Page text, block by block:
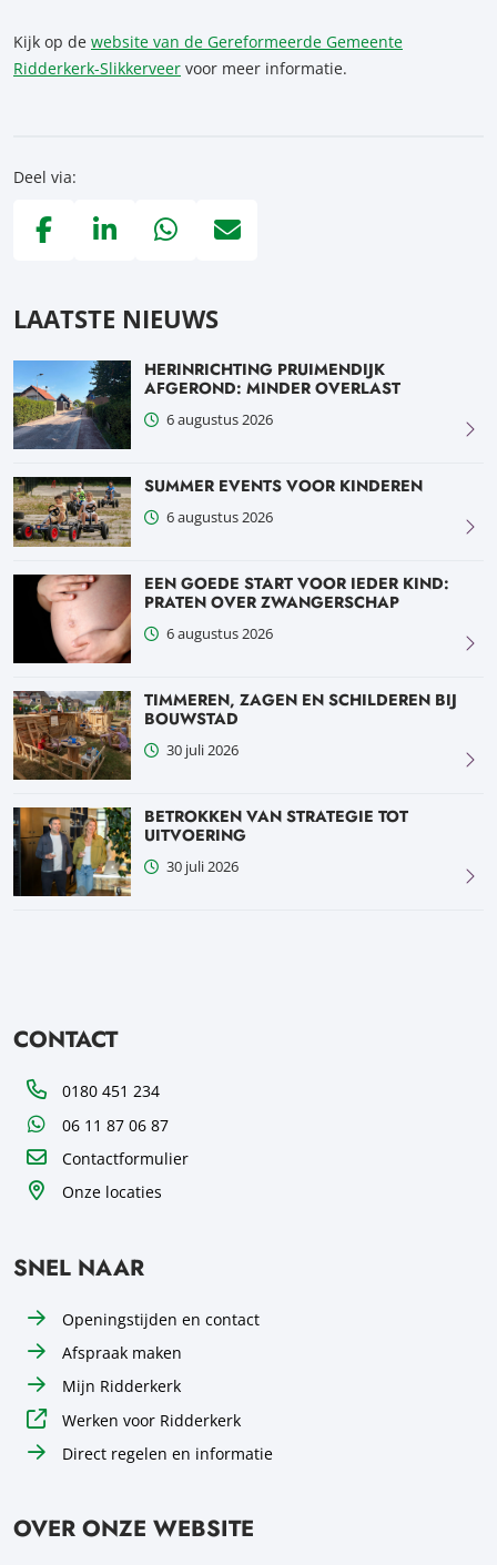
Kijk op de website van de Gereformeerde Gemeente
Ridderkerk-Slikkerveer voor meer informatie.
Deel via:
LAATSTE NIEUWS
HERINRICHTING PRUIMENDIJK
AFGEROND: MINDER OVERLAST
6 augustus 2026
SUMMER EVENTS VOOR KINDEREN
6 augustus 2026
EEN GOEDE START VOOR IEDER KIND:
PRATEN OVER ZWANGERSCHAP
6 augustus 2026
TIMMEREN, ZAGEN EN SCHILDEREN BIJ
BOUWSTAD
30 juli 2026
BETROKKEN VAN STRATEGIE TOT
UITVOERING
30 juli 2026
CONTACT
Telefoon0180 451 234
WhatsApp06 11 87 06 87
Contactformulier
Onze locaties
SNEL NAAR
Openingstijden en contact
Afspraak maken
Mijn Ridderkerk
Werken voor Ridderkerk
Direct regelen en informatie
OVER ONZE WEBSITE